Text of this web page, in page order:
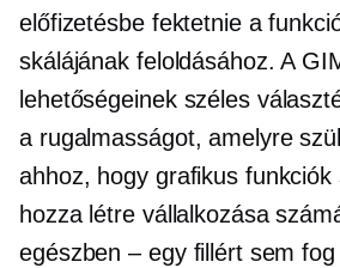
előfizetésbe fektetnie a
skálájának feloldásához. A
lehetőségeinek széles
a rugalmasságot, amelyre
ahhoz, hogy grafikus funkciók
hozza létre vállalkozása
egészben – egy fillért sem fog